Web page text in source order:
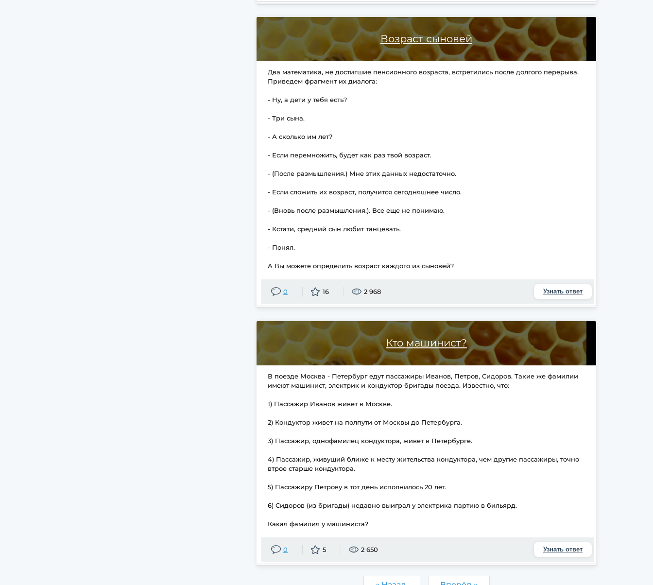
Возраст сыновей
Два математика, не достигшие пенсионного возраста, встретились после долгого перерыва.
Приведем фрагмент их диалога:
- Ну, а дети у тебя есть?
- Три сына.
- А сколько им лет?
- Если перемножить, будет как раз твой возраст.
- (После размышления.) Мне этих данных недостаточно.
- Если сложить их возраст, получится сегодняшнее число.
- (Вновь после размышления.). Все еще не понимаю.
- Кстати, средний сын любит танцевать.
- Понял.
А Вы можете определить возраст каждого из сыновей?
0 16 2 968 Узнать ответ
Кто машинист?
В поезде Москва - Петербург едут пассажиры Иванов, Петров, Сидоров. Такие же фамилии
имеют машинист, электрик и кондуктор бригады поезда. Известно, что:
1) Пассажир Иванов живет в Москве.
2) Кондуктор живет на полпути от Москвы до Петербурга.
3) Пассажир, однофамилец кондуктора, живет в Петербурге.
4) Пассажир, живущий ближе к месту жительства кондуктора, чем другие пассажиры, точно
втрое старше кондуктора.
5) Пассажиру Петрову в тот день исполнилось 20 лет.
6) Сидоров (из бригады) недавно выиграл у электрика партию в бильярд.
Какая фамилия у машиниста?
0 5 2 650 Узнать ответ